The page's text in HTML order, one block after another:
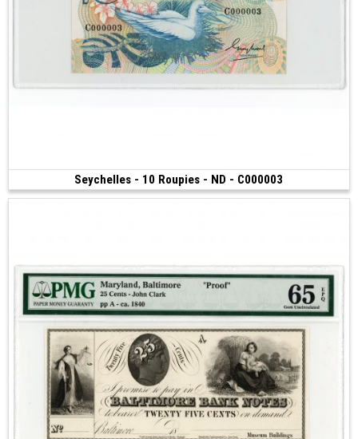
Seychelles - 10 Roupies - ND - C000003